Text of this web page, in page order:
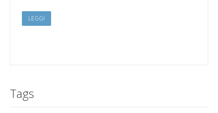
LEGGI
Tags